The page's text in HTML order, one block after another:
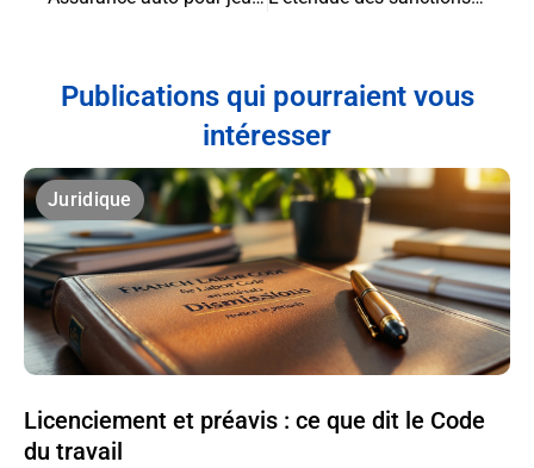
Publications qui pourraient vous
intéresser
Juridique
Licenciement et préavis : ce que dit le Code
du travail